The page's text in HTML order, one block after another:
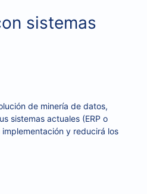
sistemas
de minería de datos,
sistemas actuales (ERP o
y reducirá los